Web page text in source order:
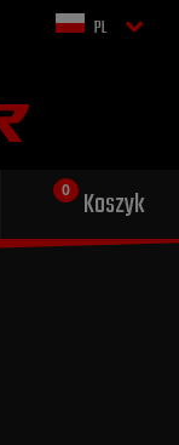
PL
Koszyk
wydech dla Twojego